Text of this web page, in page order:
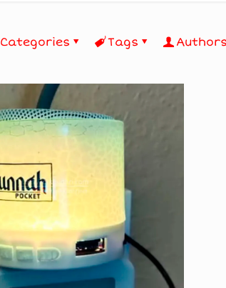
Categories Tags Authors